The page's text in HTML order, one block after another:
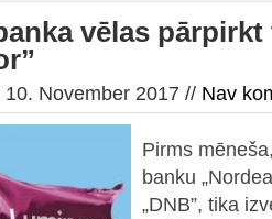
vēlas
10. November 2017 // Nav
Pirms
banku
„DNB”, tika